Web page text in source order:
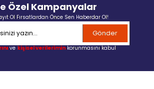
Özel Kampanyalar
Ol Fırsatlardan Önce Sen Haberdar Ol!
Gönder
ve kişisel verilerimin korunmasını kabul